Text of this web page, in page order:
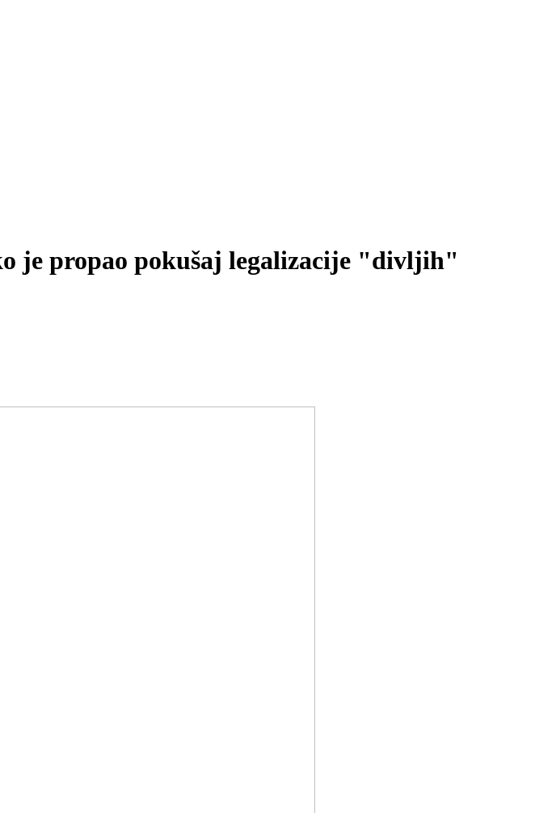
je propao pokušaj legalizacije "divljih"